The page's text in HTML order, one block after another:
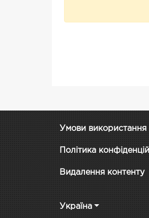
Умови використання
Політика
Видалення контенту
Україна